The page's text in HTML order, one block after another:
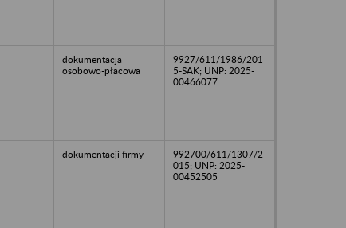
dokumentacja
osobowo-płacowa
9927/611/1986/201
5-SAK; UNP: 2025-
00466077
dokumentacji firmy
992700/611/1307/2
015; UNP: 2025-
00452505